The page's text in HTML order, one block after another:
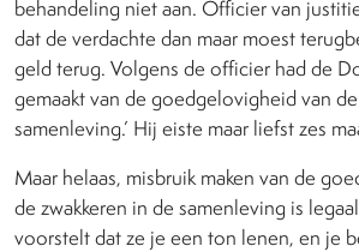
behandeling niet aan. Officier van
dat de verdachte dan maar moest
geld terug. Volgens de officier had de
gemaakt van de goedgelovigheid van
samenleving.’ Hij eiste maar liefst zes
Maar helaas, misbruik maken van de
de zwakkeren in de samenleving is
voorstelt dat ze je een ton lenen, en je